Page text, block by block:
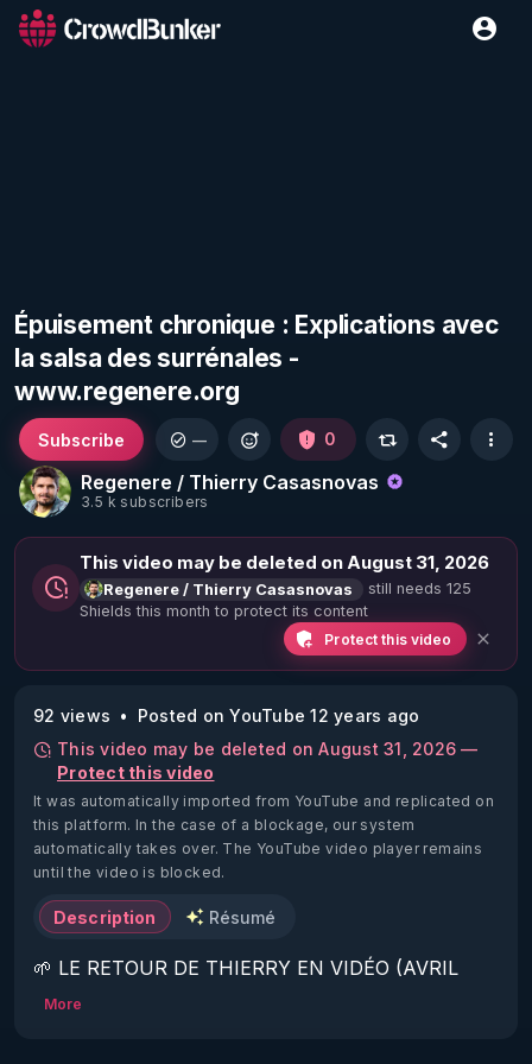
Épuisement chronique : Explications avec
la salsa des surrénales -
www.regenere.org
Regenere / Thierry Casasnovas
3.5 k subscribers
Subscribe — 0
This video may be deleted on August 31, 2026
Regenere / Thierry Casasnovas
still needs 125
Shields this month to protect its content
Protect this video
92 views
Posted on YouTube 12 years ago
This video may be deleted on August 31, 2026 —
Protect this video
It was automatically imported from YouTube and replicated on
this platform. In the case of a blockage, our system
automatically takes over. The YouTube video player remains
until the video is blocked.
Description Résumé
🌱 LE RETOUR DE THIERRY EN VIDÉO (AVRIL
2022)!
More